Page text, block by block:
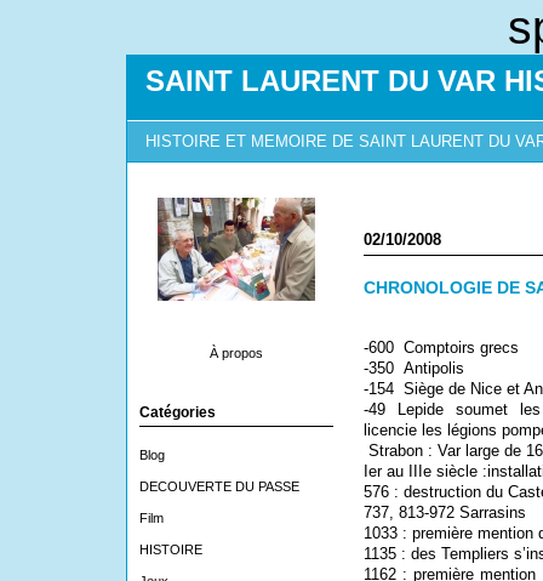
SAINT LAURENT DU VAR
HISTOIRE ET MEMOIRE DE SAINT LAURENT DU
À propos
Catégories
Blog
DECOUVERTE DU PASSE
Film
HISTOIRE
02/10/2008
CHRONOLOGIE DE
-600 Comptoirs grecs
-350 Antipolis
-154 Siège de Nice et
-49
Lepide soumet
licencie les légions
Strabon : Var large de
Ier au IIIe siècle
576 : destruction du
737, 813-972 Sarrasins
1033 : première mention
1135 : des Templiers
1162 : première